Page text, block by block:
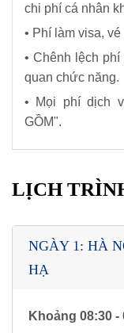
chi phí cá nhân
• Phí làm visa, vé
• Chênh lệch
quan chức năng.
• Mọi phí dịch
GỒM".
LỊCH
NGÀY 1: HÀ
HẠ
Khoảng 08:30 -